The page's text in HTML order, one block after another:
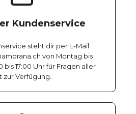
Kundenservice
steht dir per E-Mail
von Montag bis
bis 17:00 Uhr für Fragen aller
zur Verfügung.